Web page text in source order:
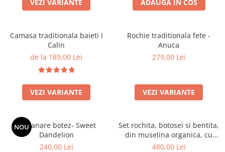
VEZI VARIANTE ADAUGA IN COS
Camasa traditionala baieti I
Calin
de la 189,00 Lei
VEZI VARIANTE
Rochie traditionala fete -
Anuca
279,00 Lei
VEZI VARIANTE
NOU
Lumanare botez- Sweet
Dandelion
240,00 Lei
Set rochita, botosei si bentita,
din muselina organica, cu
detalii brodate - Lavanda
480,00 Lei